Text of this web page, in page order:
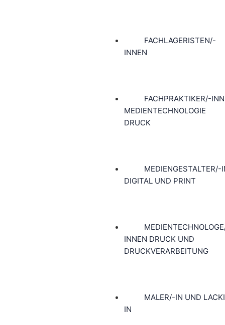
FACHLAGERISTEN/-
INNEN
FACHPRAKTIKER/-
MEDIENTECHNOLOGIE
DRUCK
MEDIENGESTALTER/-
DIGITAL UND PRINT
INNEN DRUCK UND
DRUCKVERARBEITUNG
MALER/-IN UND
IN